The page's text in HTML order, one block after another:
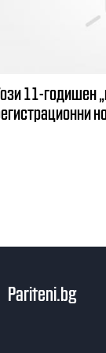
11-годишен
Pariteni.bg